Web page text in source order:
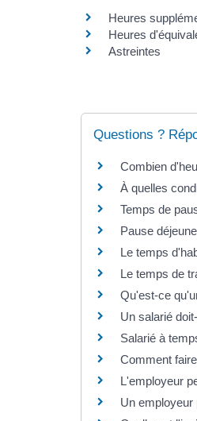
Heures
Heures
Astreintes
Questions ?
Combien
À quelles
Temps de
Pause
Le temps
Le temps de
Qu'est-ce
Un salarié
Salarié à
Comment
L'employeur
Un employeur